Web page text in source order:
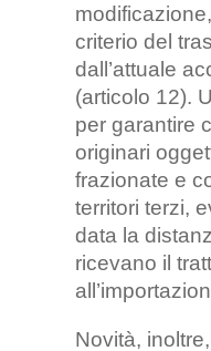
criterio del
dall’attuale
(articolo 12).
per garantire
originari
frazionate e
territori terzi,
data la
ricevano il
Novità,